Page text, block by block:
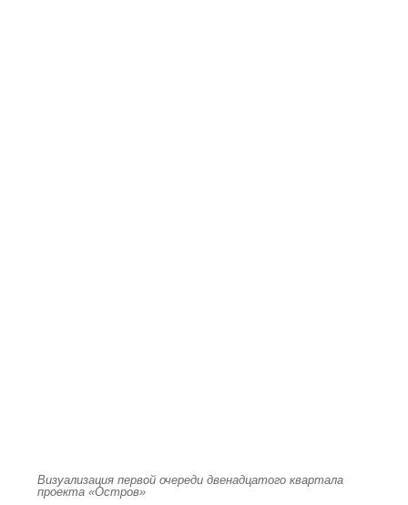
Визуализация первой очереди двенадцатого квартала
проекта «Остров»